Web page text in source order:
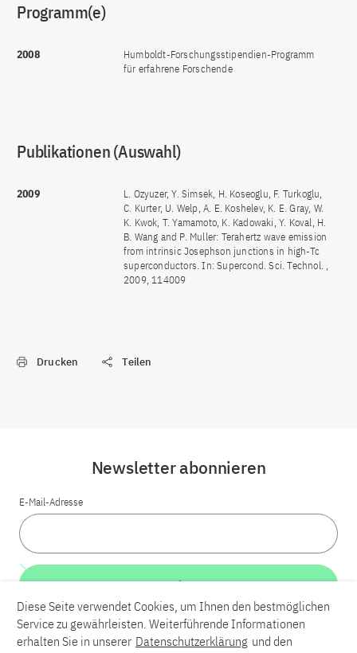
Programm(e)
2008
Humboldt-Forschungsstipendien-Programm
für erfahrene Forschende
Publikationen (Auswahl)
2009
L. Ozyuzer, Y. Simsek, H. Koseoglu, F. Turkoglu,
C. Kurter, U. Welp, A. E. Koshelev, K. E. Gray, W.
K. Kwok, T. Yamamoto, K. Kadowaki, Y. Koval, H.
B. Wang and P. Muller: Terahertz wave emission
from intrinsic Josephson junctions in high-Tc
superconductors. In: Supercond. Sci. Technol. ,
2009, 114009
Drucken Teilen
LinkedInBlueskyYouTube
Newsletter abonnieren
E-Mail-Adresse
Weiter
Diese Seite verwendet Cookies, um Ihnen den bestmöglichen
Service zu gewährleisten. Weiterführende Informationen
erhalten Sie in unserer Datenschutzerklärung und den